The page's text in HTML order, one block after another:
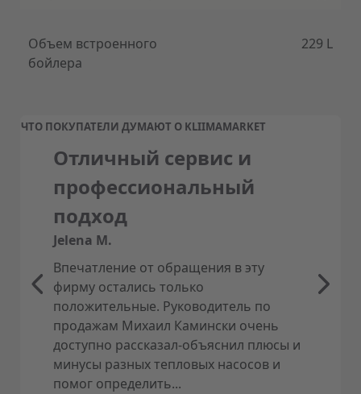
такие как солнечные батареи или
твердотопливный котел, могут быть
интегрированы в систему отопления теплового
Тихий режим работы
Смесительный клапан отопительного контура
обеспечивает равномерное тепло без шума.
Управление на эстонском языке
Земельный тепловой насос CTC легко настроить
с помощью удобного пульта дистанционного
управления с диагональю 4,3 дюйма и цветным
сенсорным экраном. И на эстонском.
Объем встроенного
бойлера
229 L
ЧТО ПОКУПАТЕЛИ ДУМАЮТ О KLIIMAMARKET
Отличный сервис и
профессиональный
подход
Jelena M.
Впечатление от обращения в эту
фирму остались только
положительные. Руководитель по
продажам Михаил Камински очень
доступно рассказал-объяснил плюсы и
минусы разных тепловых насосов и
помог определить...